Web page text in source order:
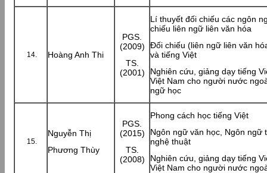
Hoàng Anh Thi
PGS.
(2009)
TS.
(2001)
Lí thuyết đối chiếu các ngôn
chiếu liên ngữ liên văn hóa
Đối chiếu (liên ngữ liên văn
và tiếng Việt
Nghiên cứu, giảng dạy tiếng
Việt Nam cho người nước
ngữ học
Nguyễn Thị
Phương Thùy
PGS.
(2015)
TS.
(2008)
Phong cách học tiếng Việt
Ngôn ngữ văn học, Ngôn ngữ
nghệ thuật
Nghiên cứu, giảng dạy tiếng
Việt Nam cho người nước